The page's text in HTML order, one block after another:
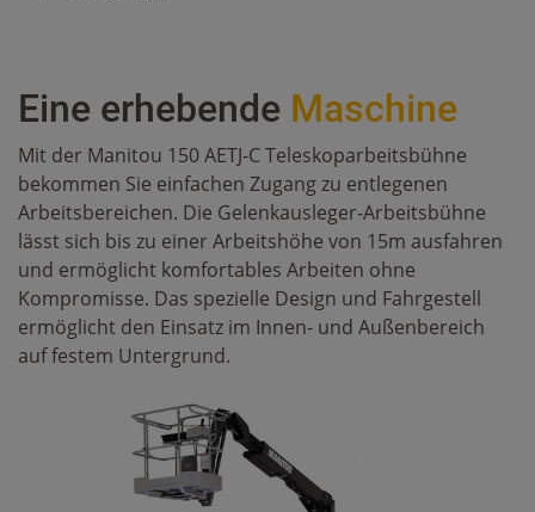
Eine erhebende Maschine
Mit der Manitou 150 AETJ-C Teleskoparbeitsbühne
bekommen Sie einfachen Zugang zu entlegenen
Arbeitsbereichen. Die Gelenkausleger-Arbeitsbühne
lässt sich bis zu einer Arbeitshöhe von 15m ausfahren
und ermöglicht komfortables Arbeiten ohne
Kompromisse. Das spezielle Design und Fahrgestell
ermöglicht den Einsatz im Innen- und Außenbereich
auf festem Untergrund.